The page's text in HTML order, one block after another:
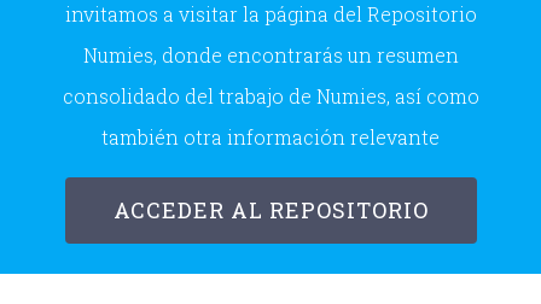
invitamos a visitar la página del Repositorio
Numies, donde encontrarás un resumen
consolidado del trabajo de Numies, así como
también otra información relevante
ACCEDER AL REPOSITORIO